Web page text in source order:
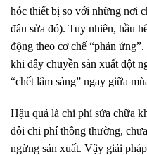
hóc thiết bị so với những nơi
đâu sửa đó). Tuy nhiên, hầu
động theo cơ chế “phản ứng”.
khi dây chuyền sản xuất đột
“chết lâm sàng” ngay giữa
Hậu quả là chi phí sửa chữa
đôi chi phí thông thường,
ngừng sản xuất. Vậy giải